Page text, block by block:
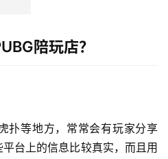
陪玩店？
扑等地方，常常会有玩家分享
台上的信息比较真实，而且用